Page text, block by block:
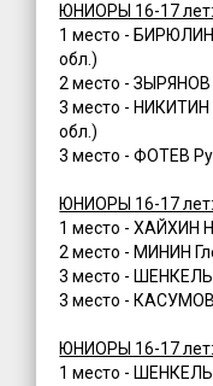
ЮНИОРЫ 16-17
1 место -
обл.)
2 место -
3 место - НИКИТИН
обл.)
3 место - ФОТЕВ
ЮНИОРЫ 16-17
1 место -
2 место - МИНИН
3 место -
3 место -
ЮНИОРЫ 16-17
1 место -